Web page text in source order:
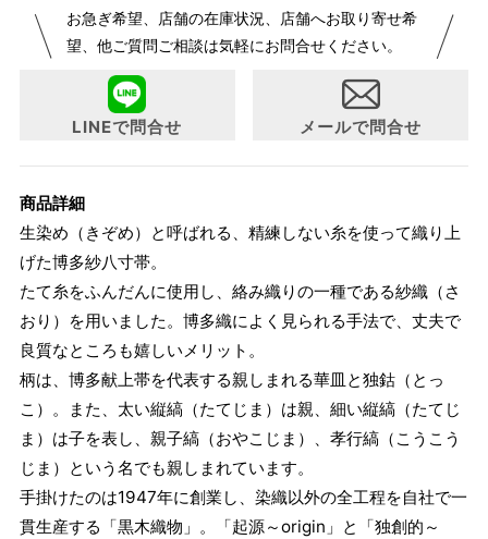
お急ぎ希望、店舗の在庫状況、店舗へお取り寄せ希
望、他ご質問ご相談は気軽にお問合せください。
LINEで問合せ メールで問合せ
商品詳細
生染め（きぞめ）と呼ばれる、精練しない糸を使って織り上
げた博多紗八寸帯。
たて糸をふんだんに使用し、絡み織りの一種である紗織（さ
おり）を用いました。博多織によく見られる手法で、丈夫で
良質なところも嬉しいメリット。
柄は、博多献上帯を代表する親しまれる華皿と独鈷（とっ
こ）。また、太い縦縞（たてじま）は親、細い縦縞（たてじ
ま）は子を表し、親子縞（おやこじま）、孝行縞（こうこう
じま）という名でも親しまれています。
手掛けたのは1947年に創業し、染織以外の全工程を自社で一
貫生産する「黒木織物」。「起源～origin」と「独創的～